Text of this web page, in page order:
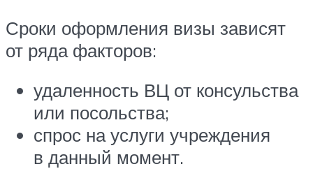
Сроки оформления визы зависят
от ряда факторов:
удаленность ВЦ от консульства
или посольства;
спрос на услуги учреждения
в данный момент.